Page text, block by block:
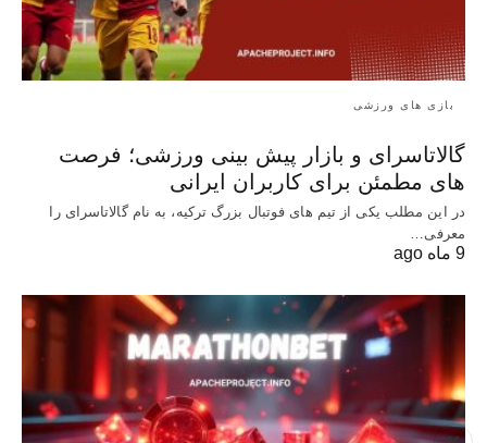
بازی های ورزشی
گالاتاسرای و بازار پیش‌ بینی ورزشی؛ فرصت‌
های مطمئن برای کاربران ایرانی
در این مطلب یکی از تیم های فوتبال بزرگ ترکیه، به نام گالاتاسرای را
معرفی…
9 ماه ago